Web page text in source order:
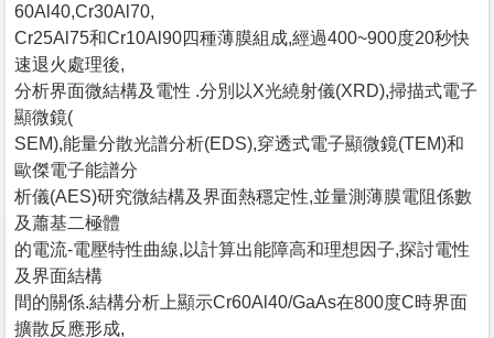
60Al40,Cr30Al70,
Cr25Al75和Cr10Al90四種薄膜組成,經過400~900度20秒快
速退火處理後,
分析界面微結構及電性 .分別以X光繞射儀(XRD),掃描式電子
顯微鏡(
SEM),能量分散光譜分析(EDS),穿透式電子顯微鏡(TEM)和
歐傑電子能譜分
析儀(AES)研究微結構及界面熱穩定性,並量測薄膜電阻係數
及蕭基二極體
的電流-電壓特性曲線,以計算出能障高和理想因子,探討電性
及界面結構
間的關係.結構分析上顯示Cr60Al40/GaAs在800度C時界面
擴散反應形成,